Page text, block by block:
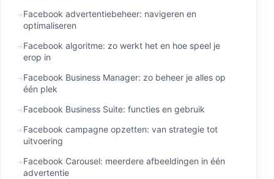
Facebook advertentiebeheer: navigeren en
optimaliseren
Facebook algoritme: zo werkt het en hoe speel je
erop in
Facebook Business Manager: zo beheer je alles op
één plek
Facebook Business Suite: functies en gebruik
Facebook campagne opzetten: van strategie tot
uitvoering
Facebook Carousel: meerdere afbeeldingen in één
advertentie